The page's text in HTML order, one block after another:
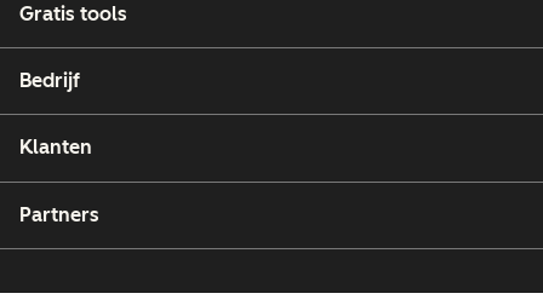
Gratis tools
Bedrijf
Klanten
Partners